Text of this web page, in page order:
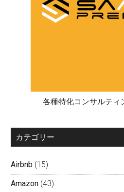
各種特化コンサルティ
カテゴリー
Airbnb (15)
Amazon (43)